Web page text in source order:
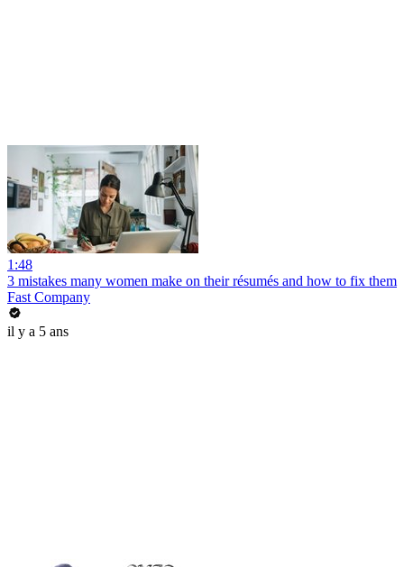
1:48
3 mistakes many women make on their résumés and how to fix them
Fast Company
il y a 5 ans